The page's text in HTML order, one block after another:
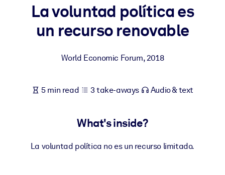
For LMS/LXP
learning results.
Enrich your corporate library with trusted, ready-to-use business
Fuel your AI systems with reliable, structured knowledge to
La voluntad política es
un recurso renovable
World Economic Forum,2018
5 min read 3 take-aways Audio & text
What's inside?
La voluntad política no es un recurso limitado.